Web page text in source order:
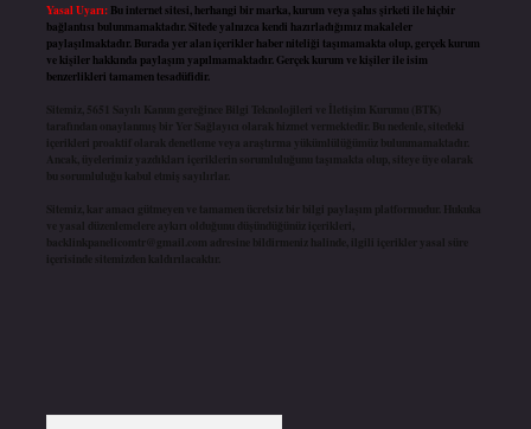
Yasal Uyarı: Bu internet sitesi, herhangi bir marka, kurum veya şahıs şirketi ile hiçbir
bağlantısı bulunmamaktadır. Sitede yalnızca kendi hazırladığımız makaleler
paylaşılmaktadır. Burada yer alan içerikler haber niteliği taşımamakta olup, gerçek kurum
ve kişiler hakkında paylaşım yapılmamaktadır. Gerçek kurum ve kişiler ile isim
benzerlikleri tamamen tesadüfidir.
Sitemiz, 5651 Sayılı Kanun gereğince Bilgi Teknolojileri ve İletişim Kurumu (BTK)
tarafından onaylanmış bir Yer Sağlayıcı olarak hizmet vermektedir. Bu nedenle, sitedeki
içerikleri proaktif olarak denetleme veya araştırma yükümlülüğümüz bulunmamaktadır.
Ancak, üyelerimiz yazdıkları içeriklerin sorumluluğunu taşımakta olup, siteye üye olarak
bu sorumluluğu kabul etmiş sayılırlar.
Sitemiz, kar amacı gütmeyen ve tamamen ücretsiz bir bilgi paylaşım platformudur. Hukuka
ve yasal düzenlemelere aykırı olduğunu düşündüğünüz içerikleri,
backlinkpanelicomtr@gmail.com adresine bildirmeniz halinde, ilgili içerikler yasal süre
içerisinde sitemizden kaldırılacaktır.